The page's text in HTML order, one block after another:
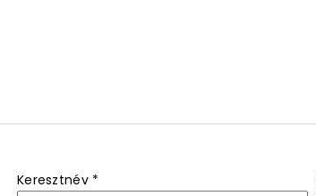
Keresztnév *